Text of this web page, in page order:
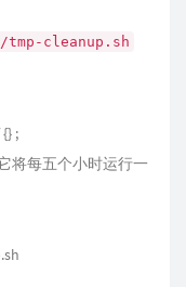
cleanup.sh
;
将每五个小时运行一